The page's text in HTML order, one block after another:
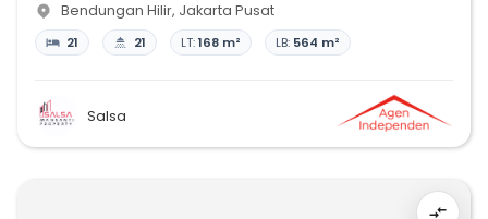
Bendungan Hilir, Jakarta Pusat
21 21 LT:168 m² LB: 564 m²
Salsa